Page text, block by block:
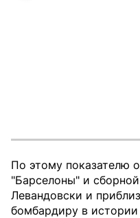
По этому показателю
"Барселоны" и
Левандовски и
бомбардиру в